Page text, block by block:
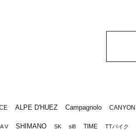
ALPE D'HUEZ Campagnolo CANYON
V SHIMANO SK sl8 TIME TTバイク